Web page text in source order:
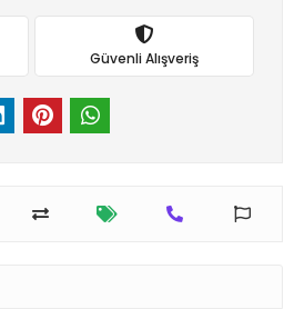
Güvenli Alışveriş